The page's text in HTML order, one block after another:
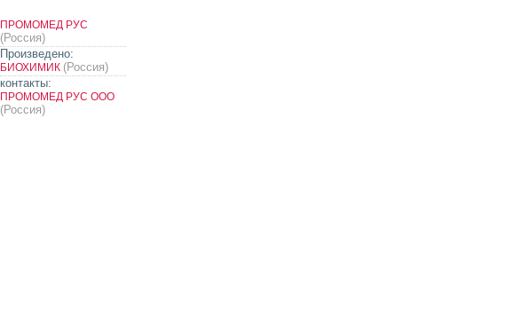
ПРОМОМЕД РУС
(Россия)
Произведено:
БИОХИМИК (Россия)
контакты:
ПРОМОМЕД РУС ООО
(Россия)